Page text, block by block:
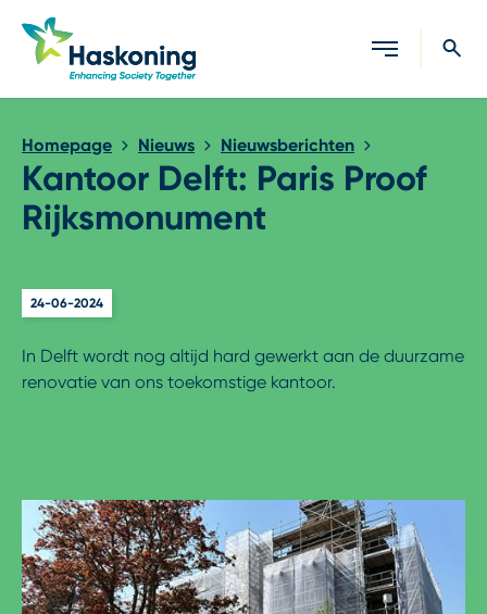
Sluiten
Homepage Nieuws Nieuwsberichten
Kantoor Delft: Paris Proof
Rijksmonument
24-06-2024
In Delft wordt nog altijd hard gewerkt aan de duurzame
renovatie van ons toekomstige kantoor.